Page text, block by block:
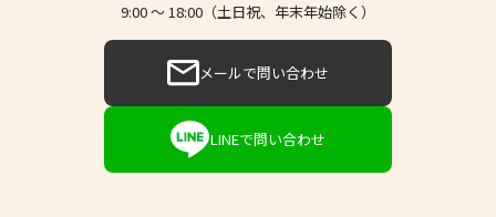
9:00 〜 18:00（土日祝、年末年始除く）
メールで問い合わせ
LINEで問い合わせ